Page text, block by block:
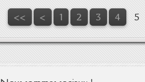
<< < 1 2 3 4 5